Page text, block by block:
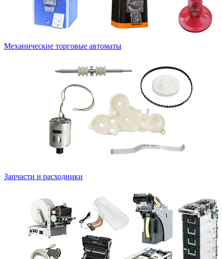
Механические торговые автоматы
Запчасти и расходники